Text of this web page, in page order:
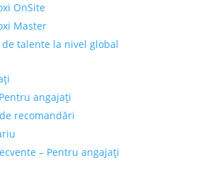
OnSite
Master
de talente la nivel global
angajați
recomandări
– Pentru angajați